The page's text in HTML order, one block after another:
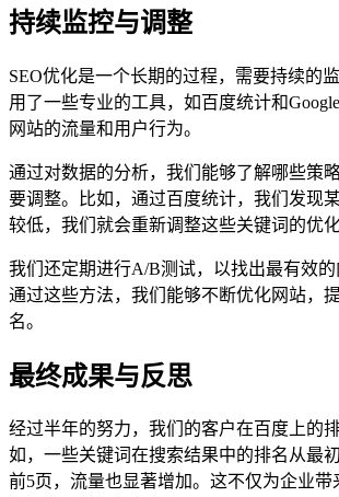
持续监控与调整
SEO优化是一个长期的过程，需要持续的
用了一些专业的工具，如百度统计和
网站的流量和用户行为。
通过对数据的分析，我们能够了解哪些策
要调整。比如，通过百度统计，我们发现
较低，我们就会重新调整这些关键词的优化
我们还定期进行A/B测试，以找出最有效的
通过这些方法，我们能够不断优化网站，
名。
最终成果与反思
经过半年的努力，我们的客户在百度上的
如，一些关键词在搜索结果中的排名从最
前5页，流量也显著增加。这不仅为企业带